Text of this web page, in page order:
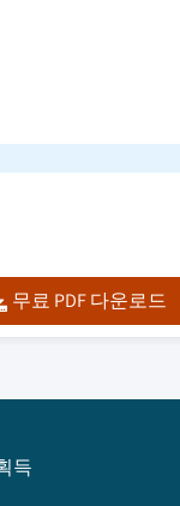
무료 PDF 다운로드
득